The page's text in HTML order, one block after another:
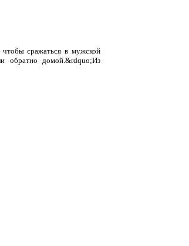
сражаться в мужской
обратно домой.&rdquo;Из